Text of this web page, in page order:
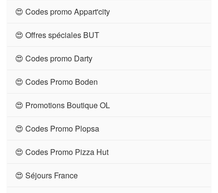
😍 Codes promo Appart'city
😍 Offres spéciales BUT
😍 Codes promo Darty
😍 Codes Promo Boden
😍 Promotions Boutique OL
😍 Codes Promo Plopsa
😍 Codes Promo Pizza Hut
😍 Séjours France